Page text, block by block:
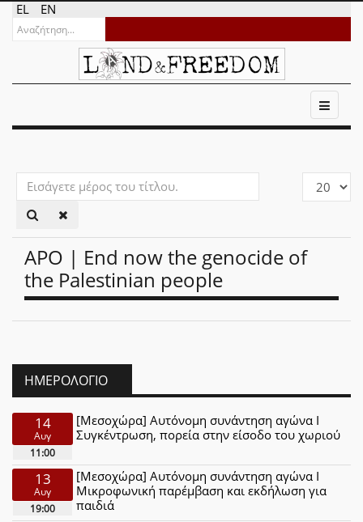
EL EN
Εισάγετε
μέρος
του
τίτλου.
Εμφάνιση
APO | End now the genocide of
the Palestinian people
ΗΜΕΡΟΛΌΓΙΟ
14
Αυγ
11:00
[Μεσοχώρα] Αυτόνομη συνάντηση αγώνα Ι
Συγκέντρωση, πορεία στην είσοδο του χωριού
13
Αυγ
19:00
[Μεσοχώρα] Αυτόνομη συνάντηση αγώνα Ι
Μικροφωνική παρέμβαση και εκδήλωση για
παιδιά